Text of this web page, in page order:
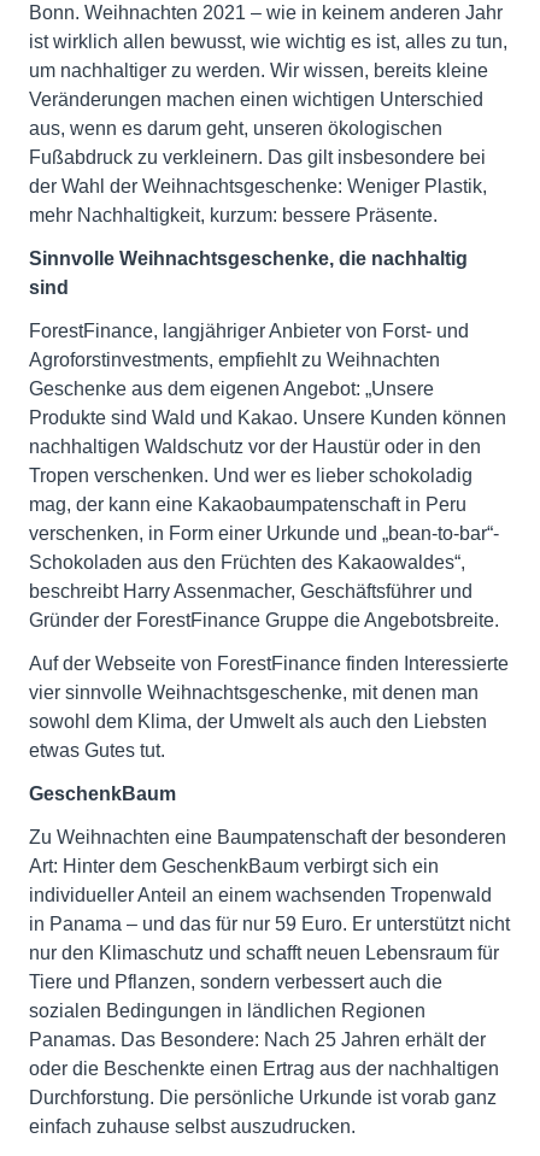
Bonn. Weihnachten 2021 – wie in keinem anderen Jahr
ist wirklich allen bewusst, wie wichtig es ist, alles zu tun,
um nachhaltiger zu werden. Wir wissen, bereits kleine
Veränderungen machen einen wichtigen Unterschied
aus, wenn es darum geht, unseren ökologischen
Fußabdruck zu verkleinern. Das gilt insbesondere bei
der Wahl der Weihnachtsgeschenke: Weniger Plastik,
mehr Nachhaltigkeit, kurzum: bessere Präsente.
Sinnvolle Weihnachtsgeschenke, die nachhaltig
sind
ForestFinance, langjähriger Anbieter von Forst- und
Agroforstinvestments, empfiehlt zu Weihnachten
Geschenke aus dem eigenen Angebot: „Unsere
Produkte sind Wald und Kakao. Unsere Kunden können
nachhaltigen Waldschutz vor der Haustür oder in den
Tropen verschenken. Und wer es lieber schokoladig
mag, der kann eine Kakaobaumpatenschaft in Peru
verschenken, in Form einer Urkunde und „bean-to-bar“-
Schokoladen aus den Früchten des Kakaowaldes“,
beschreibt Harry Assenmacher, Geschäftsführer und
Gründer der ForestFinance Gruppe die Angebotsbreite.
Auf der Webseite von ForestFinance finden Interessierte
vier sinnvolle Weihnachtsgeschenke, mit denen man
sowohl dem Klima, der Umwelt als auch den Liebsten
etwas Gutes tut.
GeschenkBaum
Zu Weihnachten eine Baumpatenschaft der besonderen
Art: Hinter dem GeschenkBaum verbirgt sich ein
individueller Anteil an einem wachsenden Tropenwald
in Panama – und das für nur 59 Euro. Er unterstützt nicht
nur den Klimaschutz und schafft neuen Lebensraum für
Tiere und Pflanzen, sondern verbessert auch die
sozialen Bedingungen in ländlichen Regionen
Panamas. Das Besondere: Nach 25 Jahren erhält der
oder die Beschenkte einen Ertrag aus der nachhaltigen
Durchforstung. Die persönliche Urkunde ist vorab ganz
einfach zuhause selbst auszudrucken.